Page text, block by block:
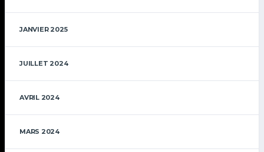
JANVIER 2025
JUILLET 2024
AVRIL 2024
MARS 2024